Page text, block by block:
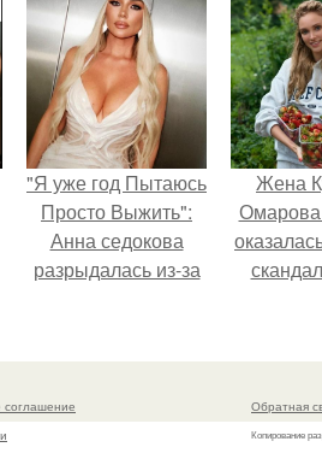
"Я уже год Пытаюсь
Просто Выжить":
Анна седокова
разрыдалась из-за
Жена
соглашение
Обратная
Копирование